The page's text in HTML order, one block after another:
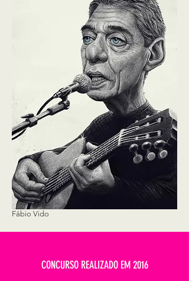
Fábio Vido
CONCURSO REALIZADO EM 2016